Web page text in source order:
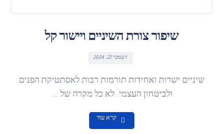
שיפור צורת השיניים ויישור קל
דצמבר 22, 2024
שיניים ישרות ואחידות תורמות רבות לאסתטיקת הפנים
ולביטחון העצמי. לא כל מקרה של ...
קרא עוד